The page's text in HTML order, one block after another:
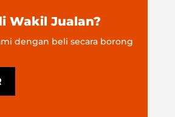
Wakil Jualan?
dengan beli secara borong